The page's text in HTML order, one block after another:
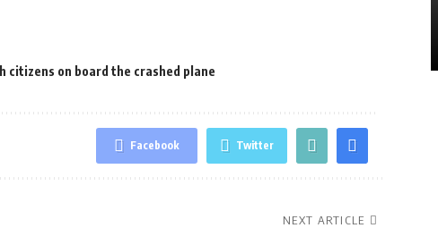
citizens on board the crashed plane
Facebook Twitter
NEXT ARTICLE